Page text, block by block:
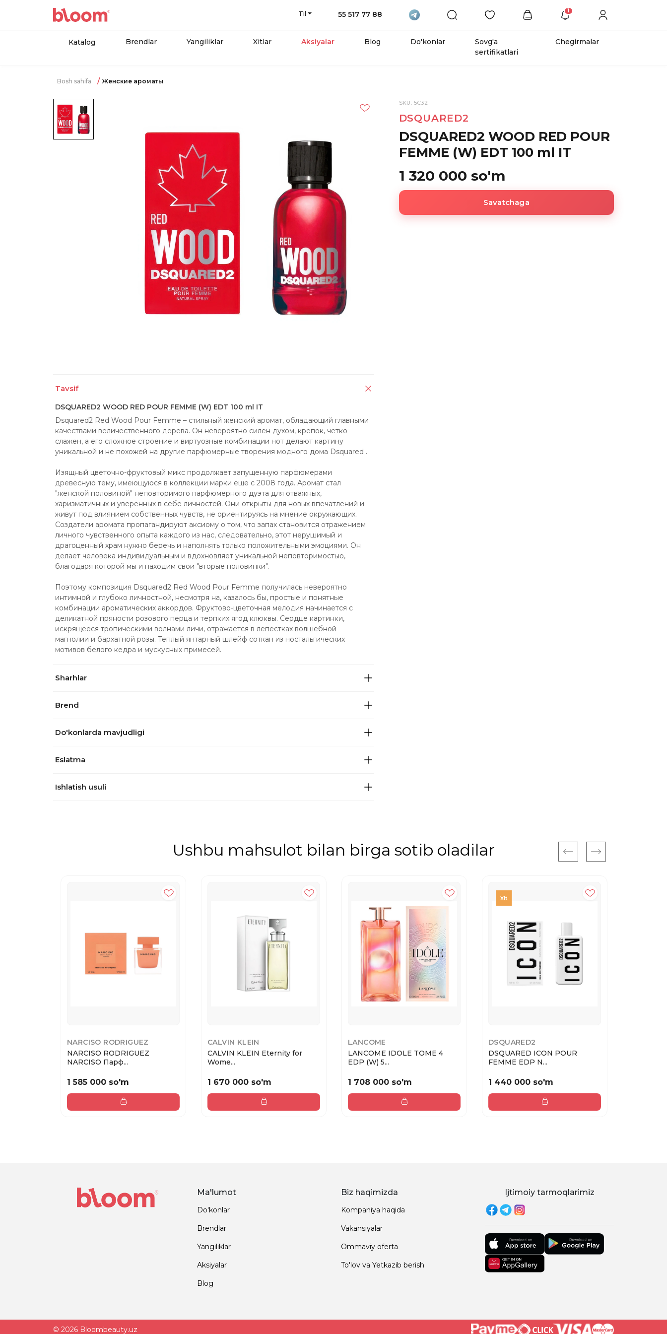
Til 55 517 77 88 1
Katalog Brendlar Yangiliklar Xitlar Aksiyalar Blog Do'konlar
Sovg'a
sertifikatlari
Chegirmalar
Bosh sahifa Женские ароматы
Tavsif
DSQUARED2 WOOD RED POUR FEMME (W) EDT 100 ml IT
Dsquared2 Red Wood Pour Femme – стильный женский аромат, обладающий главными
качествами величественного дерева. Он невероятно силен духом, крепок, четко
слажен, а его сложное строение и виртуозные комбинации нот делают картину
уникальной и не похожей на другие парфюмерные творения модного дома Dsquared .
Изящный цветочно-фруктовый микс продолжает запущенную парфюмерами
древесную тему, имеющуюся в коллекции марки еще с 2008 года. Аромат стал
"женской половиной" неповторимого парфюмерного дуэта для отважных,
харизматичных и уверенных в себе личностей. Они открыты для новых впечатлений и
живут под влиянием собственных чувств, не ориентируясь на мнение окружающих.
Создатели аромата пропагандируют аксиому о том, что запах становится отражением
личного чувственного опыта каждого из нас, следовательно, этот нерушимый и
драгоценный храм нужно беречь и наполнять только положительными эмоциями. Он
делает человека индивидуальным и вдохновляет уникальной неповторимостью,
благодаря которой мы и находим свои "вторые половинки".
Поэтому композиция Dsquared2 Red Wood Pour Femme получилась невероятно
интимной и глубоко личностной, несмотря на, казалось бы, простые и понятные
комбинации ароматических аккордов. Фруктово-цветочная мелодия начинается с
деликатной пряности розового перца и терпких ягод клюквы. Сердце картинки,
искрящееся тропическими волнами личи, отражается в лепестках волшебной
магнолии и бархатной розы. Теплый янтарный шлейф соткан из ностальгических
мотивов белого кедра и мускусных примесей.
Sharhlar
Brend
Do'konlarda mavjudligi
Eslatma
Ishlatish usuli
SKU: 5C32
DSQUARED2
DSQUARED2 WOOD RED POUR
FEMME (W) EDT 100 ml IT
1 320 000 so'm
Savatchaga
Ushbu mahsulot bilan birga sotib oladilar
NARCISO RODRIGUEZ
NARCISO RODRIGUEZ
NARCISO Парф...
1 585 000 so'm
CALVIN KLEIN
CALVIN KLEIN Eternity for
Wome...
1 670 000 so'm
LANCOME
LANCOME IDOLE TOME 4
EDP (W) 5...
1 708 000 so'm
DSQUARED2
DSQUARED ICON POUR
FEMME EDP N...
1 440 000 so'm
Ma'lumot
Do'konlar
Brendlar
Yangiliklar
Aksiyalar
Blog
Biz haqimizda
Kompaniya haqida
Vakansiyalar
Ommaviy oferta
To'lov va Yetkazib berish
Ijtimoiy tarmoqlarimiz
© 2026 Bloombeauty.uz